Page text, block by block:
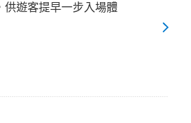
遊客提早一步入場體